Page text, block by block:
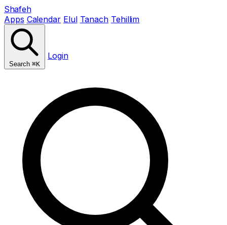
Shafeh
Apps Calendar Elul Tanach Tehillim
Search ⌘K
Login